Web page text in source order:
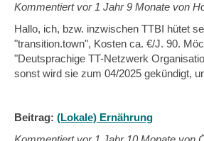
Kommentiert vor 1 Jahr 9 Monate von
Hallo, ich, bzw. inzwischen TTBI hütet
"transition.town", Kosten ca. €/J. 90.
"Deutsprachige TT-Netzwerk
sonst wird sie zum 04/2025 gekündigt,
Beitrag: (Lokale) Ernährung